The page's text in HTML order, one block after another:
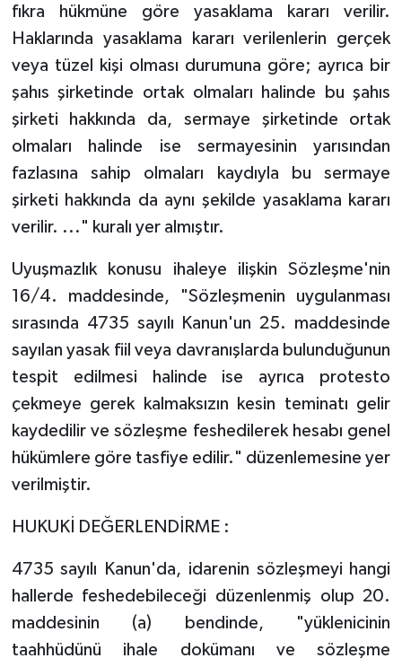
fıkra hükmüne göre yasaklama kararı verilir.
Haklarında yasaklama kararı verilenlerin gerçek
veya tüzel kişi olması durumuna göre; ayrıca bir
şahıs şirketinde ortak olmaları halinde bu şahıs
şirketi hakkında da, sermaye şirketinde ortak
olmaları halinde ise sermayesinin yarısından
fazlasına sahip olmaları kaydıyla bu sermaye
şirketi hakkında da aynı şekilde yasaklama kararı
verilir. ..." kuralı yer almıştır.
Uyuşmazlık konusu ihaleye ilişkin Sözleşme'nin
16/4. maddesinde, "Sözleşmenin uygulanması
sırasında 4735 sayılı Kanun'un 25. maddesinde
sayılan yasak fiil veya davranışlarda bulunduğunun
tespit edilmesi halinde ise ayrıca protesto
çekmeye gerek kalmaksızın kesin teminatı gelir
kaydedilir ve sözleşme feshedilerek hesabı genel
hükümlere göre tasfiye edilir." düzenlemesine yer
verilmiştir.
HUKUKİ DEĞERLENDİRME :
4735 sayılı Kanun'da, idarenin sözleşmeyi hangi
hallerde feshedebileceği düzenlenmiş olup 20.
maddesinin (a) bendinde, "yüklenicinin
taahhüdünü ihale dokümanı ve sözleşme